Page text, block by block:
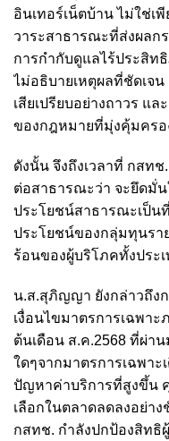
อินเทอร์เน็ตบ้าน ไม่ใช่เ
วาระสาธารณะที่ส่งผลก
การกำกับดูแลไร้ประสิท
ไม่อธิบายเหตุผลที่ชัดเจ
เสียเปรียบอย่างถาวร แ
ของกฎหมายที่มุ่งคุ้มคร
ดังนั้น จึงถึงเวลาที่ กสท
ต่อสาธารณะว่า จะยึดมั่
ประโยชน์สาธารณะเป็น
ประโยชน์ของกลุ่มทุนรา
ร้อนของผู้บริโภคทั้งประ
น.ส.สุภิญญา ยังกล่าวถึง
เงื่อนไขมาตรการเฉพา
ต้นเดือน ส.ค.2568 ที่ผ่า
ใดๆจากมาตรการเฉพาะ
ปัญหาค่าบริการที่สูงขึ้น
เลือกในตลาดลดลงอย่า
กสทช. กำลังปกป้องสิทธิ